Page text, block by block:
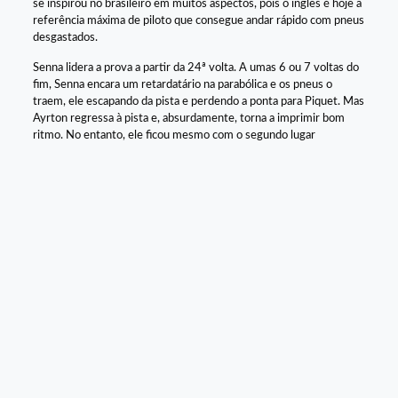
se inspirou no brasileiro em muitos aspectos, pois o inglês é hoje a
referência máxima de piloto que consegue andar rápido com pneus
desgastados.
Senna lidera a prova a partir da 24ª volta. A umas 6 ou 7 voltas do
fim, Senna encara um retardatário na parabólica e os pneus o
traem, ele escapando da pista e perdendo a ponta para Piquet. Mas
Ayrton regressa à pista e, absurdamente, torna a imprimir bom
ritmo. No entanto, ele ficou mesmo com o segundo lugar